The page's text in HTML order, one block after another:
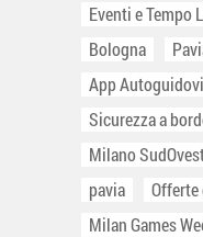
Eventi e Tempo
Bologna
App
Sicurezza a
Milano
pavia
Milan Games